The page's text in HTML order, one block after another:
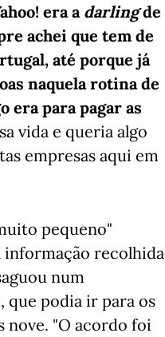
era a darlingde
achei que tem de
até porque já
naquela rotina de
era para pagar as
vida e queria algo
empresas aqui em
pequeno"
informação recolhida
num
que podia ir para os
nove. "O acordo foi